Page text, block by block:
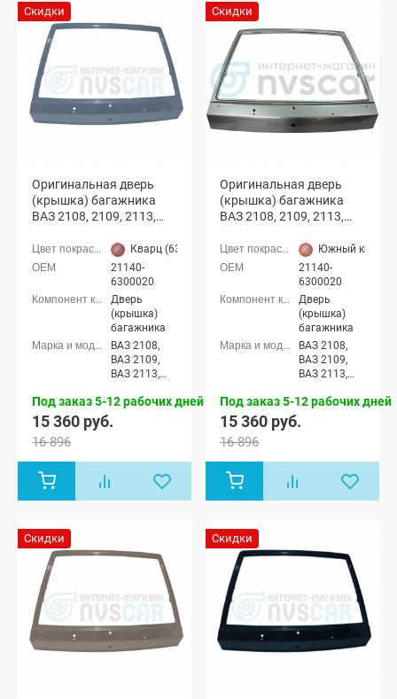
Скидки
Оригинальная дверь
(крышка) багажника
ВАЗ 2108, 2109, 2113,
(Кварц 630)
Кварц (630 серый)
21140-
6300020
Дверь
(крышка)
багажника
ВАЗ 2108,
ВАЗ 2109,
ВАЗ 2113,
Под заказ 5-12 рабочих дней
15 360 руб.
16 896
Скидки
Оригинальная дверь
(крышка) багажника
ВАЗ 2108, 2109, 2113,
(Южный крест 290)Южный крест
21140-
6300020
Дверь
(крышка)
багажника
ВАЗ 2108,
ВАЗ 2109,
ВАЗ 2113,
Под заказ 5-12 рабочих дней
15 360 руб.
16 896
Скидки Скидки